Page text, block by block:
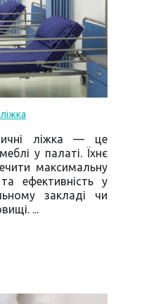
ліжка — це
у палаті. Їхнє
максимальну
ефективність у
закладі чи
...